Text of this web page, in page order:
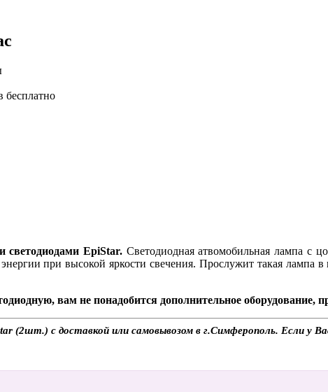
бесплатно
EpiStar. Светодиодная атвомобильная лампа с
при высокой яркости свечения. Прослужит такая
вам не понадобится дополнительное оборудование,
(2шт.) с доставкой или самовывозом в г.Симферополь. Если у